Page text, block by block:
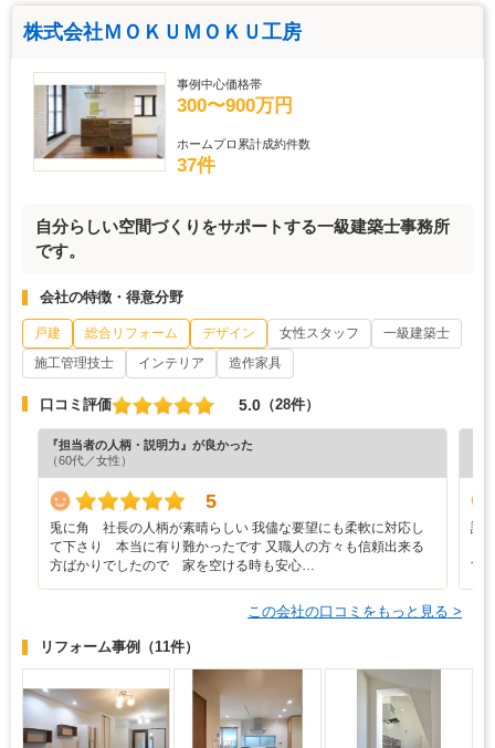
株式会社ＭＯＫＵＭＯＫＵ工房
事例中心価格帯
300〜900万円
ホームプロ累計成約件数
37件
自分らしい空間づくりをサポートする一級建築士事務所
です。
会社の特徴・得意分野
戸建 総合リフォーム デザイン 女性スタッフ
一級建築士
施工管理技士
インテリア 造作家具
口コミ評価 5.0 （28件）
『担当者の人柄・説明力』が良かった
（60代／女性）
5
兎に角 社長の人柄が素晴らしい 我儘な要望にも柔軟に対応し
て下さり 本当に有り難かったです 又職人の方々も信頼出来る
方ばかりでしたので 家を空ける時も安心…
説
す
この会社の口コミをもっと見る >
リフォーム事例 （11件）